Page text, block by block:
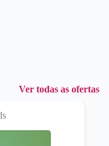
Ver todas as ofertas